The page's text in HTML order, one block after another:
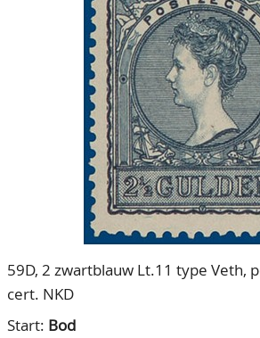
80 jarig bestaan
59D, 2 zwartblauw Lt.11 type Veth,
cert. NKD
Start: Bod